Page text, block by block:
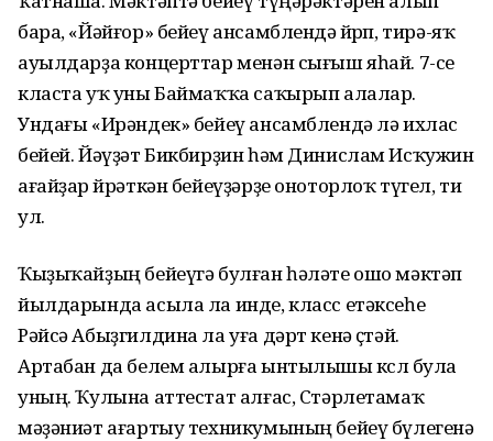
бара, «Йәйғор» бейеү ансамблендә йөрөп, тирә-яҡ
ауылдарҙа концерттар менән сығыш яһай. 7-се
класта уҡ уны Баймаҡҡа саҡырып алалар.
Ундағы «Ирәндек» бейеү ансамблендә лә ихлас
бейей. Йәүҙәт Бикбирҙин һәм Динислам Исҡужин
ағайҙар өйрәткән бейеүҙәрҙе оноторлоҡ түгел, ти
ул.
Ҡыҙыҡайҙың бейеүгә булған һәләте ошо мәктәп
йылдарында асыла ла инде, класс етәксеһе
Рәйсә Абыҙгилдина ла уға дәрт кенә өҫтәй.
Артабан да белем алырға ынтылышы көслө була
уның. Ҡулына аттестат алғас, Стәрлетамаҡ
мәҙәниәт ағартыу техникумының бейеү бүлегенә